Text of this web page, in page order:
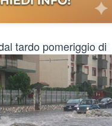
tardo pomeriggio di